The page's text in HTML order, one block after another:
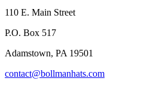
110 E. Main Street
P.O. Box 517
Adamstown, PA 19501
contact@bollmanhats.com